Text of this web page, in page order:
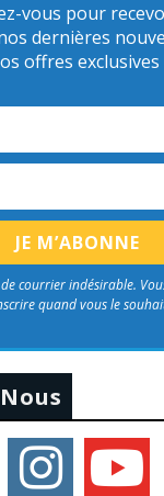
vous pour
dernières
offres exclusives
courrier indésirable.
quand vous le